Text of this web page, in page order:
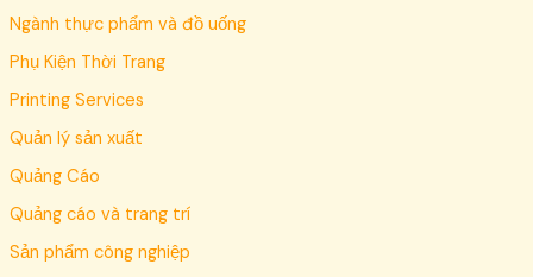
Ngành thực phẩm và đồ uống
Phụ Kiện Thời Trang
Printing Services
Quản lý sản xuất
Quảng Cáo
Quảng cáo và trang trí
Sản phẩm công nghiệp